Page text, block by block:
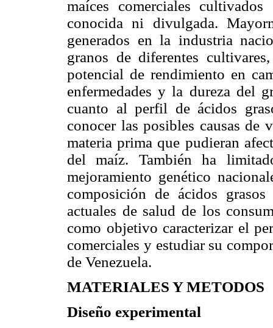
maíces comerciales
conocida ni divulgada.
generados en la industria
granos de diferentes
potencial de rendimiento en
enfermedades y la dureza del
cuanto al perfil de ácidos
conocer las posibles causas de
materia prima que pudieran
del maíz. También ha
mejoramiento genético
composición de ácidos
actuales de salud de los
como objetivo caracterizar el
comerciales y estudiar su
de Venezuela.
MATERIALES Y METODOS
Diseño experimental